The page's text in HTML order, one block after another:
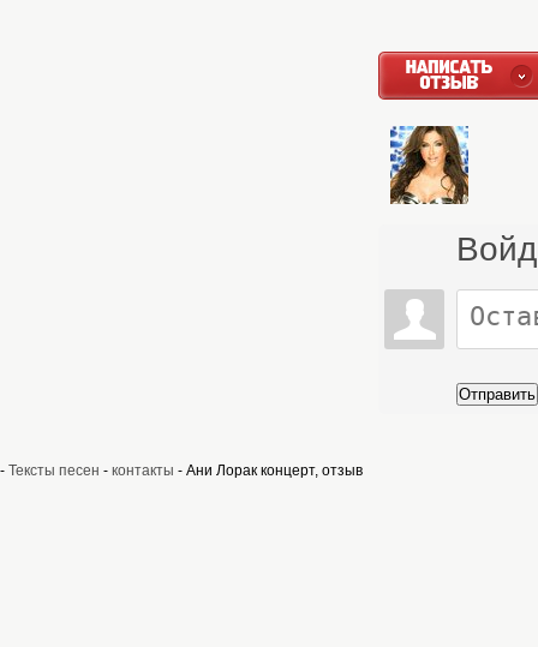
Отправить
- Тексты песен - контакты - Ани Лорак концерт, отзыв